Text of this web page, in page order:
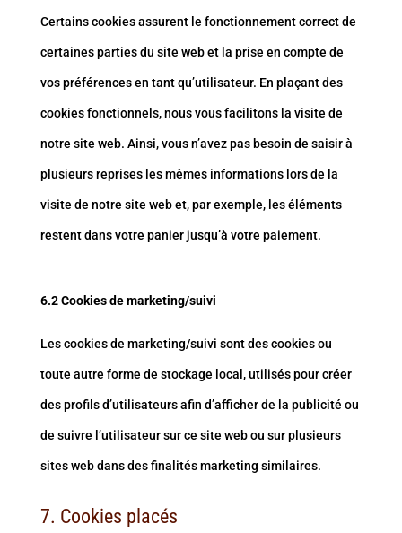
Certains cookies assurent le fonctionnement correct de
certaines parties du site web et la prise en compte de
vos préférences en tant qu’utilisateur. En plaçant des
cookies fonctionnels, nous vous facilitons la visite de
notre site web. Ainsi, vous n’avez pas besoin de saisir à
plusieurs reprises les mêmes informations lors de la
visite de notre site web et, par exemple, les éléments
restent dans votre panier jusqu’à votre paiement.
6.2 Cookies de marketing/suivi
Les cookies de marketing/suivi sont des cookies ou
toute autre forme de stockage local, utilisés pour créer
des profils d’utilisateurs afin d’afficher de la publicité ou
de suivre l’utilisateur sur ce site web ou sur plusieurs
sites web dans des finalités marketing similaires.
7. Cookies placés